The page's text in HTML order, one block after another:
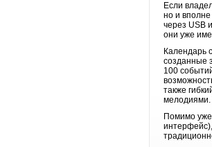
Если
но и
через USB
они уже
Календарь
созданные
100
также
мелодиями.
Помимо